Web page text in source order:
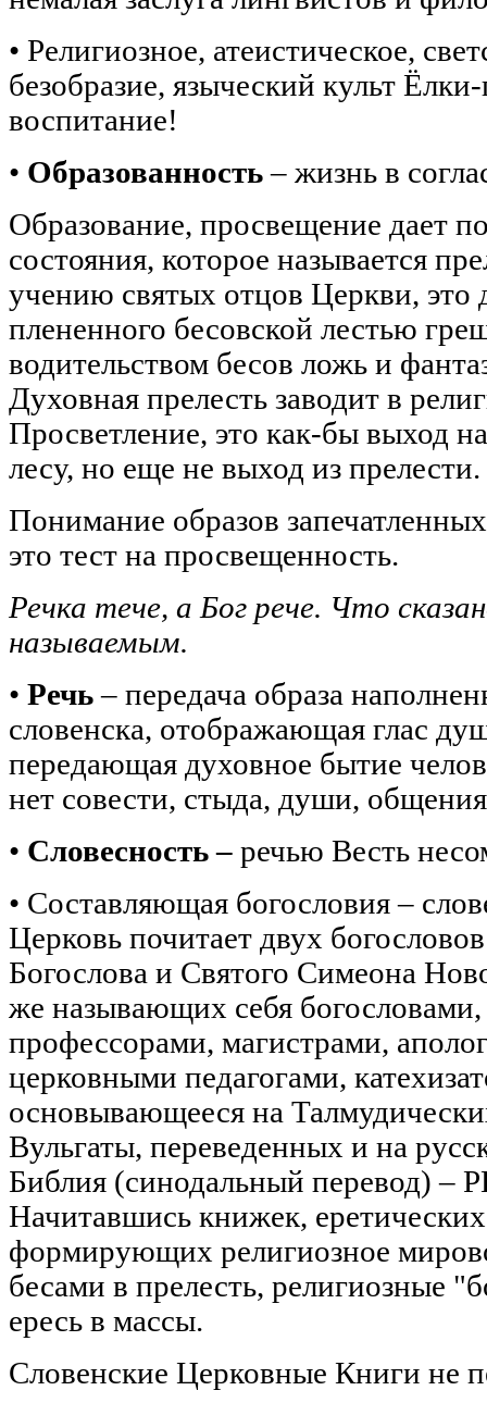
• Религиозное, атеистическое,
безобразие, языческий культ
воспитание!
• Образованность– жизнь в
Образование, просвещение дает
состояния, которое называется
учению святых отцов Церкви, это
плененного бесовской лестью
водительством бесов ложь и
Духовная прелесть заводит в
Просветление, это как-бы выход
лесу, но еще не выход из прелести.
Понимание образов
это тест на просвещенность.
Речка тече, а Бог рече. Что
называемым.
• Речь– передача образа
словенска, отображающая глас
передающая духовное бытие
нет совести, стыда, души,
• Словесность – речью Весть
• Составляющая богословия –
Церковь почитает двух
Богослова и Святого Симеона
же называющих себя
профессорами, магистрами,
церковными педагогами,
основывающееся на
Вульгаты, переведенных и на
Библия (синодальный перевод)
Начитавшись книжек,
формирующих религиозное
бесами в прелесть, религиозные
ересь в массы.
Словенские Церковные Книги не